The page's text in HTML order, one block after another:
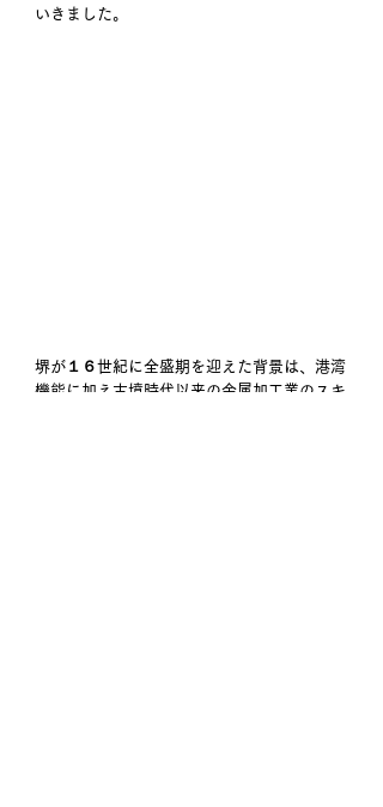
いきました。
堺が１６世紀に全盛期を迎えた背景は、港湾
機能に加え古墳時代以来の金属加工業のスキ